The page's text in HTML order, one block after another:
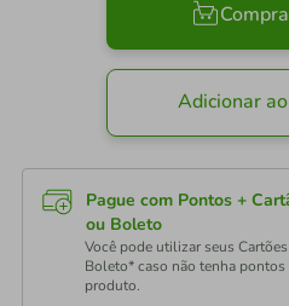
Adicionar
Pague com Pontos +
ou Boleto
Você pode utilizar seus
Boleto* caso não tenha
produto.